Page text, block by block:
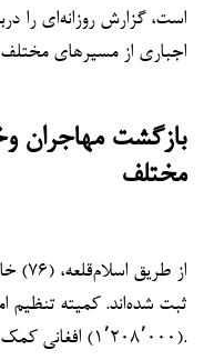
است، گزارش روزانه‌ای را
اجباری از مسیرهای
بازگشت مهاجران
مختلف
(۱٬۲۰۸٬۰۰۰) افغانی کمک کرده است.